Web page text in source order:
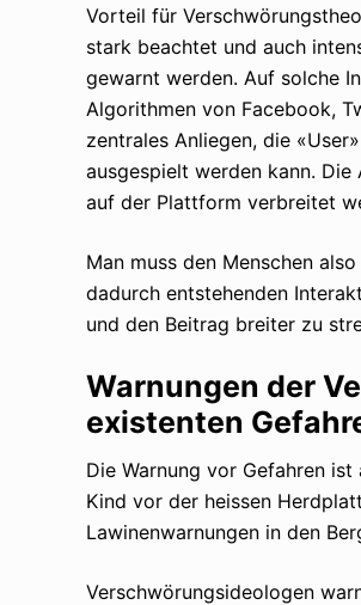
Vorteil für
stark beachtet und auch
gewarnt werden. Auf solche
Algorithmen von Facebook,
zentrales Anliegen, die
ausgespielt werden kann.
auf der Plattform verbreitet
Man muss den Menschen
dadurch entstehenden
und den Beitrag breiter zu
Warnungen der
existenten
Die Warnung vor Gefahren
Kind vor der heissen
Lawinenwarnungen in den
Verschwörungsideologen